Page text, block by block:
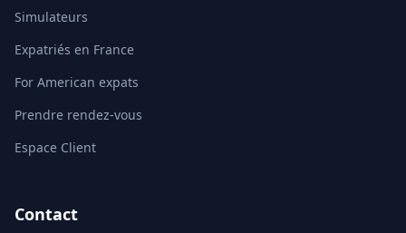
Simulateurs
Expatriés en France
For American expats
Prendre rendez-vous
Espace Client
Contact